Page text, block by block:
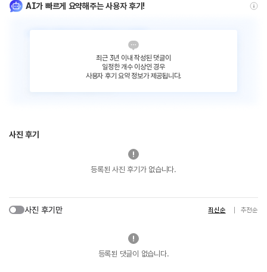
AI가 빠르게 요약해주는 사용자 후기!
최근 3년 이내 작성된 댓글이
일정한 개수 이상인 경우
사용자 후기 요약 정보가 제공됩니다.
사진 후기
등록된 사진 후기가 없습니다.
사진 후기만 최신순 추천순
등록된 댓글이 없습니다.